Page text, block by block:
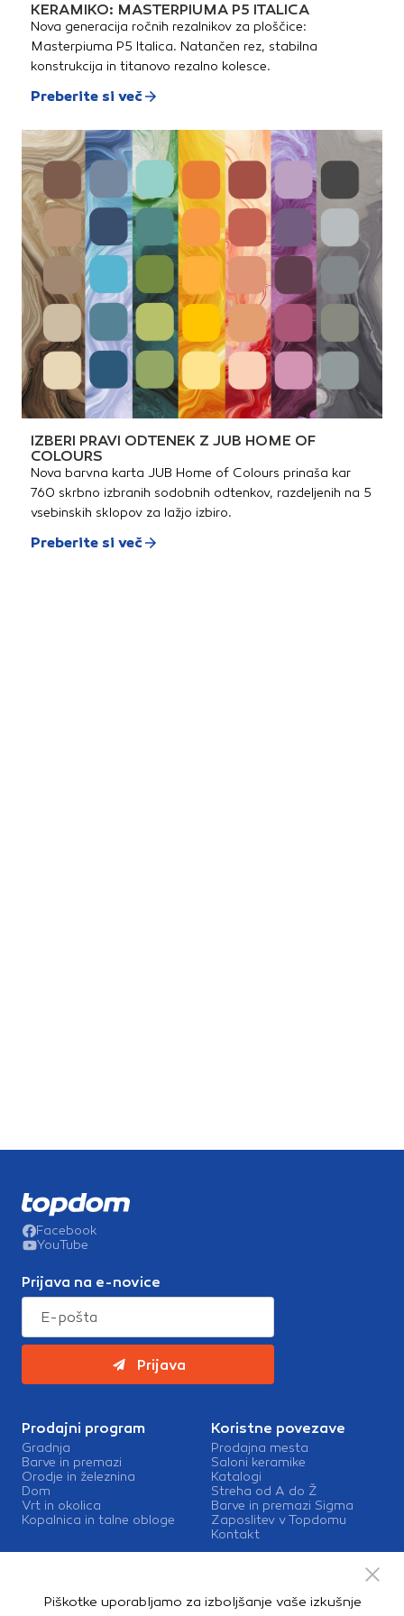
polnilnik Makita DC18RCHitri
polnilnik Makita akumulatorjev
z vgrajenim ventilatorjem za
hlajenje. Vhodna napetost
230 V.
KERAMIKO: MASTERPIUMA P5 ITALICA
Nova generacija ročnih rezalnikov za ploščice:
Masterpiuma P5 Italica. Natančen rez, stabilna
konstrukcija in titanovo rezalno kolesce.
Preberite si več
IZBERI PRAVI ODTENEK Z JUB HOME OF
COLOURS
Nova barvna karta JUB Home of Colours prinaša kar
760 skrbno izbranih sodobnih odtenkov, razdeljenih na 5
vsebinskih sklopov za lažjo izbiro.
Preberite si več
Facebook
YouTube
Prijava na e-novice
Prijava
Prodajni program
Gradnja
Barve in premazi
Orodje in železnina
Dom
Vrt in okolica
Kopalnica in talne obloge
Koristne povezave
Prodajna mesta
Saloni keramike
Katalogi
Streha od A do Ž
Barve in premazi Sigma
Zaposlitev v Topdomu
Kontakt
Mešalnice barv
Piškotke uporabljamo za izboljšanje vaše izkušnje